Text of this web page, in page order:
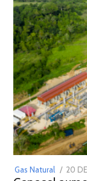
Gas Natural 20